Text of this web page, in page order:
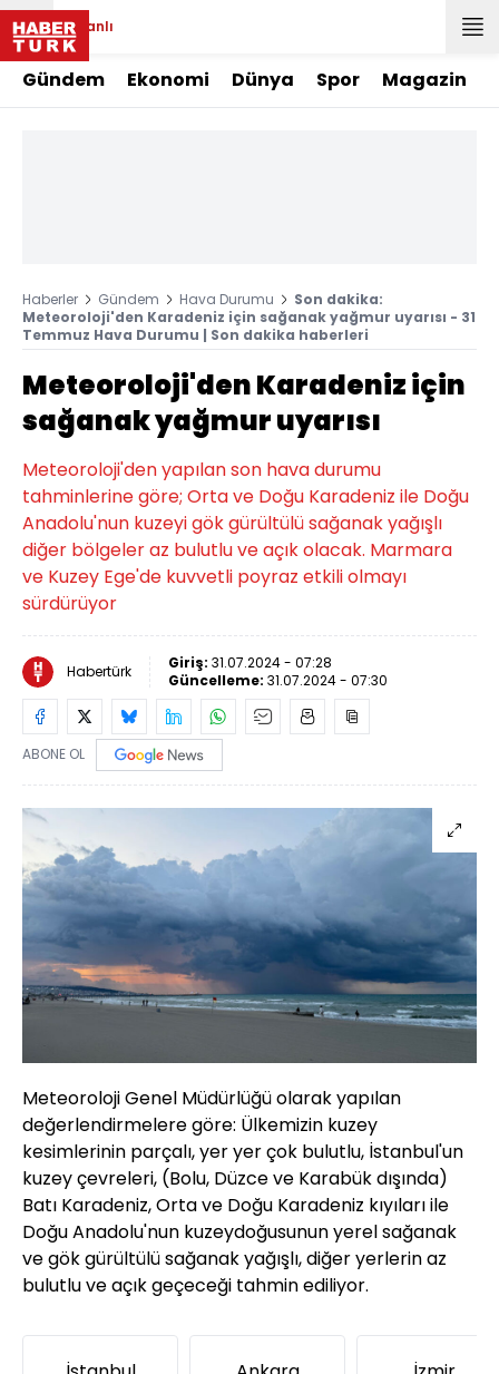
Canlı
Gündem Ekonomi Dünya Spor Magazin
Haberler Gündem Hava Durumu
Son dakika:
Meteoroloji'den Karadeniz için sağanak yağmur uyarısı - 31
Temmuz Hava Durumu | Son dakika haberleri
Meteoroloji'den Karadeniz için
sağanak yağmur uyarısı
Meteoroloji'den yapılan son hava durumu
tahminlerine göre; Orta ve Doğu Karadeniz ile Doğu
Anadolu'nun kuzeyi gök gürültülü sağanak yağışlı
diğer bölgeler az bulutlu ve açık olacak. Marmara
ve Kuzey Ege'de kuvvetli poyraz etkili olmayı
sürdürüyor
Habertürk Giriş: 31.07.2024 - 07:28
Güncelleme: 31.07.2024 - 07:30
ABONE OL
Meteoroloji Genel Müdürlüğü olarak yapılan
değerlendirmelere göre: Ülkemizin kuzey
kesimlerinin parçalı, yer yer çok bulutlu, İstanbul'un
kuzey çevreleri, (Bolu, Düzce ve Karabük dışında)
Batı Karadeniz, Orta ve Doğu Karadeniz kıyıları ile
Doğu Anadolu'nun kuzeydoğusunun yerel sağanak
ve gök gürültülü sağanak yağışlı, diğer yerlerin az
bulutlu ve açık geçeceği tahmin ediliyor.